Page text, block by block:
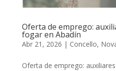
Oferta de emprego:
fogar en Abadín
Abr 21, 2026 | Concello,
Oferta de emprego: